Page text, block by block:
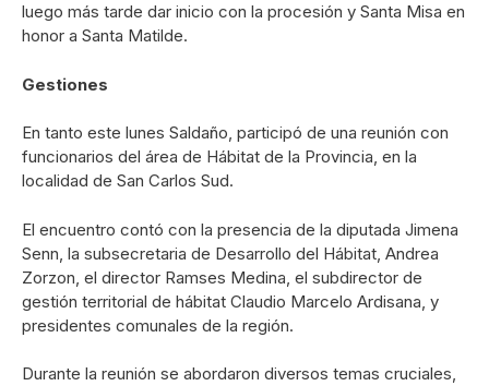
luego más tarde dar inicio con la procesión y Santa Misa en
honor a Santa Matilde.
Gestiones
En tanto este lunes Saldaño, participó de una reunión con
funcionarios del área de Hábitat de la Provincia, en la
localidad de San Carlos Sud.
El encuentro contó con la presencia de la diputada Jimena
Senn, la subsecretaria de Desarrollo del Hábitat, Andrea
Zorzon, el director Ramses Medina, el subdirector de
gestión territorial de hábitat Claudio Marcelo Ardisana, y
presidentes comunales de la región.
Durante la reunión se abordaron diversos temas cruciales,